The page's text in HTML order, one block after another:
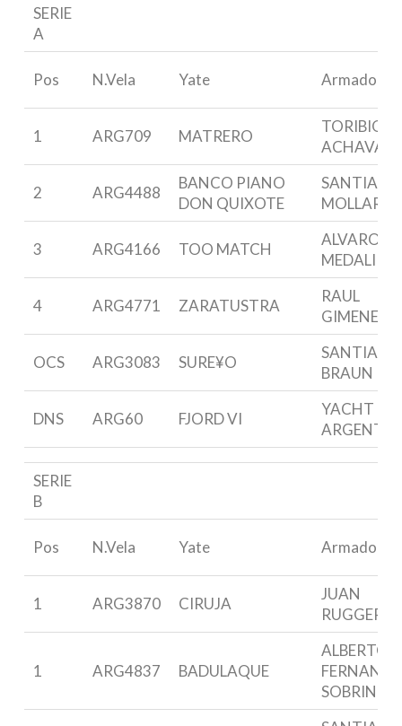
SERIE
A
Pos N.Vela Yate Armador
1 ARG709 MATRERO
TORIBIO
ACHAVAL
2 ARG4488
BANCO PIANO
DON QUIXOTE
SANTIAGO
MOLLARD
3 ARG4166 TOO MATCH
ALVARO M
MEDALI
4 ARG4771 ZARATUSTRA
RAUL
GIMENEZ
OCS ARG3083 SURE¥O
SANTIAGO
BRAUN
DNS ARG60 FJORD VI
YACHT
SERIE
B
Pos N.Vela Yate Armador
1 ARG3870 CIRUJA
JUAN
RUGGERO
1 ARG4837 BADULAQUE
ALBERTO
SOBRINO